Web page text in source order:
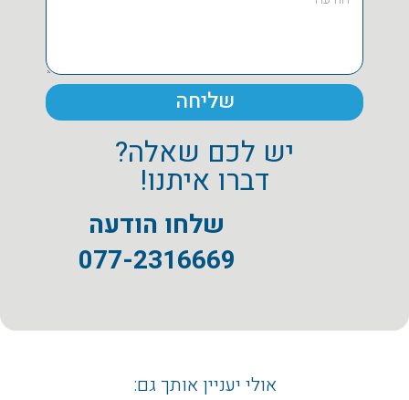
שליחה
יש לכם שאלה?
דברו איתנו!
שלחו הודעה
077-2316669
אולי יעניין אותך גם: